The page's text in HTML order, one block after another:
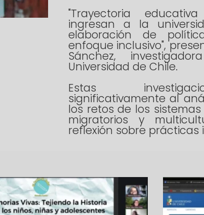
"Trayectoria
ingresan a la
elaboración de
enfoque inclusivo",
Sánchez,
Universidad de Chile.
Estas
significativamente al
los retos de los
migratorios y
reflexión sobre prácticas